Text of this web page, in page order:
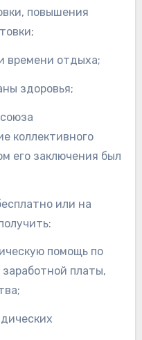
повышения
времени отдыха;
здоровья;
коллективного
его заключения был
или на
помощь по
платы,